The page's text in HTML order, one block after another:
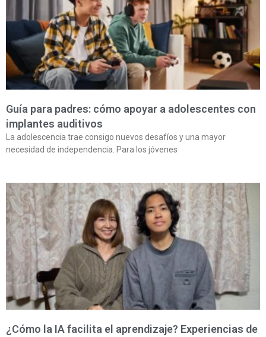
Guía para padres: cómo apoyar a adolescentes con
implantes auditivos
La adolescencia trae consigo nuevos desafíos y una mayor
necesidad de independencia. Para los jóvenes
¿Cómo la IA facilita el aprendizaje? Experiencias de